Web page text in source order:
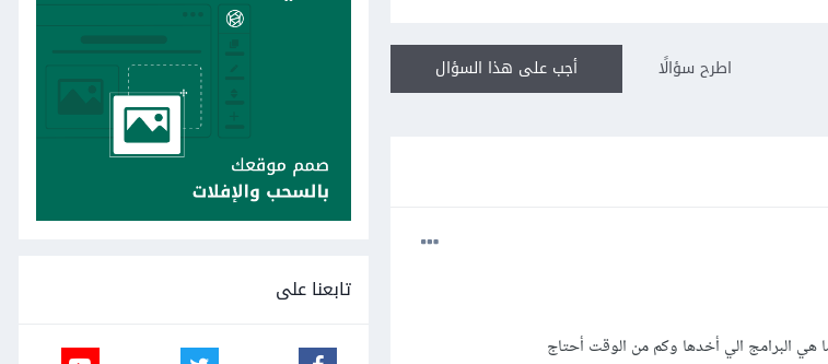
أجب على هذا السؤال اطرح سؤالًا
هي البرامج الي أخدها وكم من الوقت أحتاج
تابعنا على